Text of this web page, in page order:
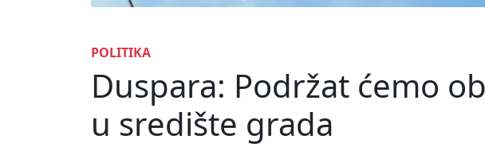
POLITIKA
Duspara: Podržat ćemo
u središte grada